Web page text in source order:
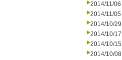
2014/11/06
2014/11/05
2014/10/29
2014/10/17
2014/10/15
2014/10/08